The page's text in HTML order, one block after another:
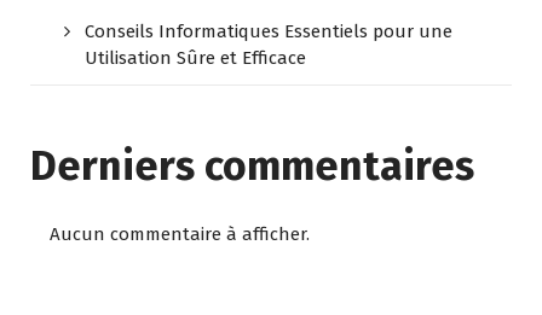
Conseils Informatiques Essentiels pour une
Utilisation Sûre et Efficace
Derniers commentaires
Aucun commentaire à afficher.